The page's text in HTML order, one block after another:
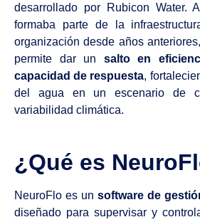
desarrollado por Rubicon Water.
formaba parte de la
organización desde años
permite dar un salto en
capacidad de respuesta,
del agua en un escenario de
variabilidad climática.
¿Qué es
NeuroFlo es un software de
diseñado para supervisar y